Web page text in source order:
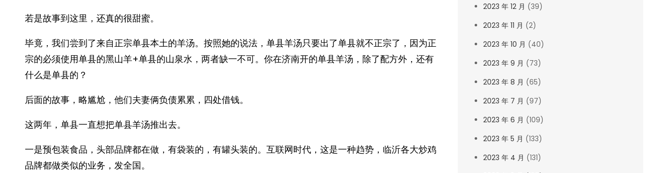
若是故事到这里，还真的很甜蜜。
毕竟，我们尝到了来自正宗单县本土的羊汤。按照她的说法，单县羊汤只要出了单县就不正宗了，因为正
宗的必须使用单县的黑山羊+单县的山泉水，两者缺一不可。你在济南开的单县羊汤，除了配方外，还有
什么是单县的？
后面的故事，略尴尬，他们夫妻俩负债累累，四处借钱。
这两年，单县一直想把单县羊汤推出去。
一是预包装食品，头部品牌都在做，有袋装的，有罐头装的。互联网时代，这是一种趋势，临沂各大炒鸡
品牌都做类似的业务，发全国。
2023 年 12 月 (39)
2023 年 11 月 (2)
2023 年 10 月 (40)
2023 年 9 月 (73)
2023 年 8 月 (65)
2023 年 7 月 (97)
2023 年 6 月 (109)
2023 年 5 月 (133)
2023 年 4 月 (131)